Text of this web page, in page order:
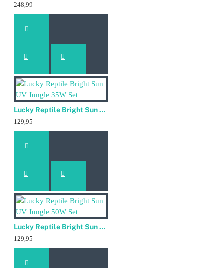
248,99
Lucky Reptile Bright Sun UV Jungle 35W Set
129,95
Lucky Reptile Bright Sun UV Jungle 50W Set
129,95